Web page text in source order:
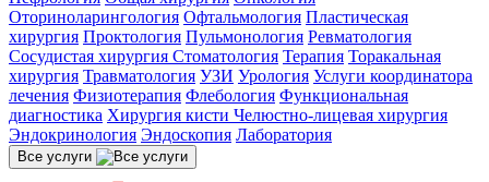
Оториноларингология Офтальмология Пластическая
хирургия Проктология Пульмонология Ревматология
Сосудистая хирургия Стоматология Терапия Торакальная
хирургия Травматология УЗИ Урология Услуги координатора
лечения Физиотерапия Флебология Функциональная
диагностика Хирургия кисти Челюстно-лицевая хирургия
Эндокринология Эндоскопия Лаборатория
Все услуги